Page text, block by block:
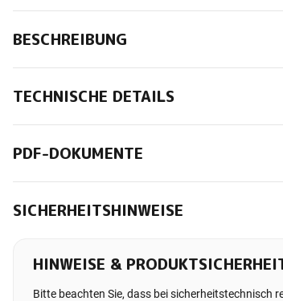
BESCHREIBUNG
TECHNISCHE DETAILS
PDF-DOKUMENTE
SICHERHEITSHINWEISE
HINWEISE &
Bitte beachten Sie, dass bei sicherheitstechnisch